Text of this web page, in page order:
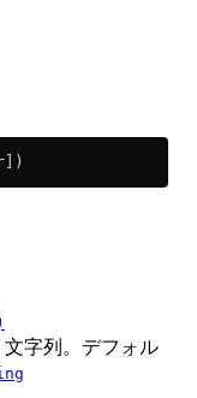
字列。デフォル